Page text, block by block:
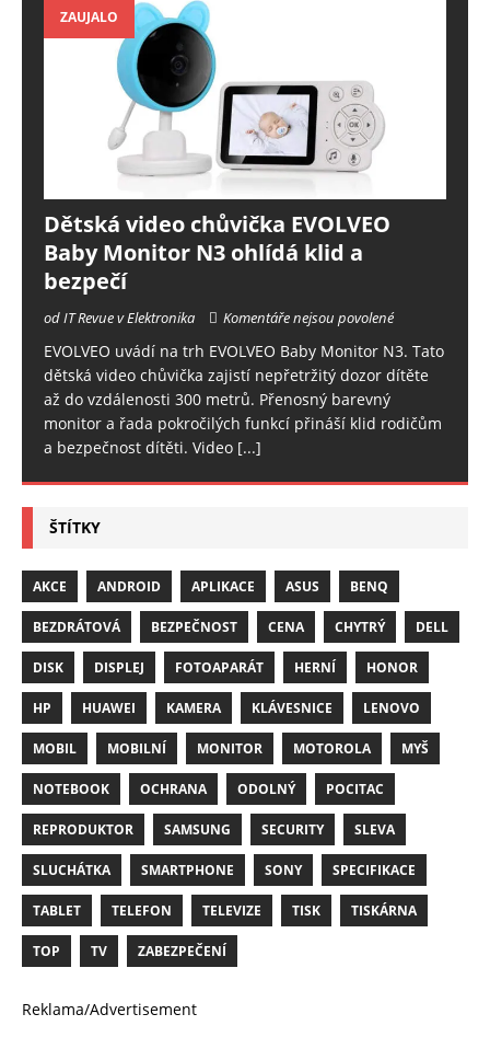
ZAUJALO
Dětská video chůvička EVOLVEO
Baby Monitor N3 ohlídá klid a
bezpečí
od IT Revue v Elektronika Komentáře nejsou povolené
EVOLVEO uvádí na trh EVOLVEO Baby Monitor N3. Tato
dětská video chůvička zajistí nepřetržitý dozor dítěte
až do vzdálenosti 300 metrů. Přenosný barevný
monitor a řada pokročilých funkcí přináší klid rodičům
a bezpečnost dítěti. Video [...]
ŠTÍTKY
AKCE ANDROID APLIKACE ASUS BENQ
BEZDRÁTOVÁ BEZPEČNOST CENA CHYTRÝ DELL
DISK DISPLEJ FOTOAPARÁT HERNÍ HONOR
HP HUAWEI KAMERA KLÁVESNICE LENOVO
MOBIL MOBILNÍ MONITOR MOTOROLA MYŠ
NOTEBOOK OCHRANA ODOLNÝ POCITAC
REPRODUKTOR SAMSUNG SECURITY SLEVA
SLUCHÁTKA SMARTPHONE SONY SPECIFIKACE
TABLET TELEFON TELEVIZE TISK TISKÁRNA
TOP TV ZABEZPEČENÍ
Reklama/Advertisement